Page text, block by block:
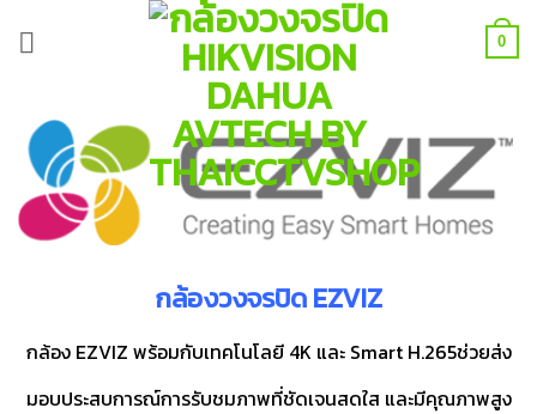
0
กล้องวงจรปิด EZVIZ
กล้อง EZVIZ พร้อมกับเทคโนโลยี 4K และ Smart H.265ช่วยส่ง
มอบประสบการณ์การรับชมภาพที่ชัดเจนสดใส และมีคุณภาพสูง